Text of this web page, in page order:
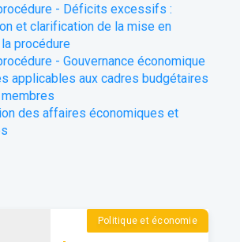
- Déficits excessifs :
et clarification de la mise en
procédure
- Gouvernance économique
applicables aux cadres budgétaires
des affaires économiques et
Politique et économie